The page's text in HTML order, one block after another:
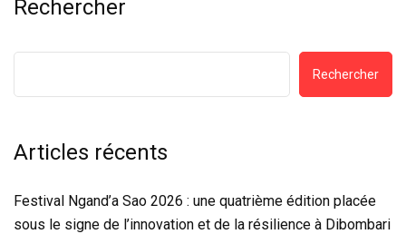
Rechercher
Rechercher
Articles récents
Festival Ngand’a Sao 2026 : une quatrième édition placée
sous le signe de l’innovation et de la résilience à Dibombari